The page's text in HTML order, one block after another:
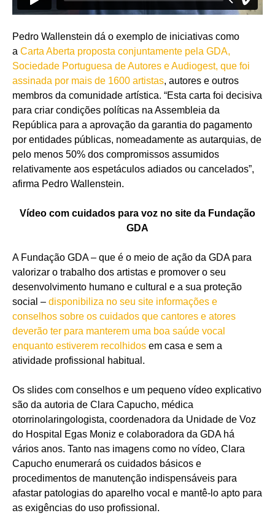
Pedro Wallenstein dá o exemplo de iniciativas como
a Carta Aberta proposta conjuntamente pela GDA,
Sociedade Portuguesa de Autores e Audiogest, que foi
assinada por mais de 1600 artistas, autores e outros
membros da comunidade artística. “Esta carta foi decisiva
para criar condições políticas na Assembleia da
República para a aprovação da garantia do pagamento
por entidades públicas, nomeadamente as autarquias, de
pelo menos 50% dos compromissos assumidos
relativamente aos espetáculos adiados ou cancelados”,
afirma Pedro Wallenstein.
Vídeo com cuidados para voz no site da Fundação
GDA
A Fundação GDA – que é o meio de ação da GDA para
valorizar o trabalho dos artistas e promover o seu
desenvolvimento humano e cultural e a sua proteção
social – disponibiliza no seu site informações e
conselhos sobre os cuidados que cantores e atores
deverão ter para manterem uma boa saúde vocal
enquanto estiverem recolhidos em casa e sem a
atividade profissional habitual.
Os slides com conselhos e um pequeno vídeo explicativo
são da autoria de Clara Capucho, médica
otorrinolaringologista, coordenadora da Unidade de Voz
do Hospital Egas Moniz e colaboradora da GDA há
vários anos. Tanto nas imagens como no vídeo, Clara
Capucho enumerará os cuidados básicos e
procedimentos de manutenção indispensáveis para
afastar patologias do aparelho vocal e mantê-lo apto para
as exigências do uso profissional.